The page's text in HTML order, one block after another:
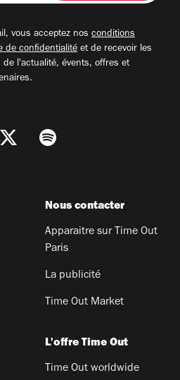
vous acceptez nos conditions
de confidentialité et de recevoir les
de l'actualité, évents, offres et
Nous contacter
Apparaitre sur Time Out
Paris
La publicité
Time Out Market
L'offre Time Out
Time Out worldwide